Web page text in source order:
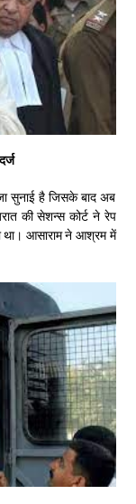
सुनाई है जिसके बाद अब
की सेशन्स कोर्ट ने रेप
था। आसाराम ने आश्रम में